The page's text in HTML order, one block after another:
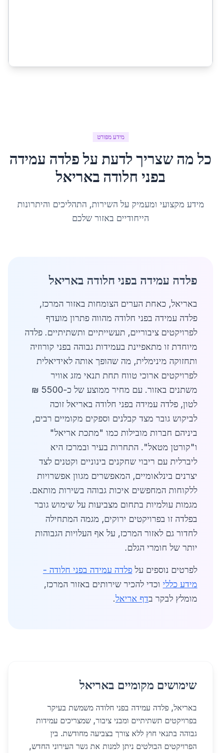
מידע מפורט
כל מה שצריך לדעת עלפלדה עמידה
בפני חלודה באריאל
מידע מקצועי ומעמיק על השירות, התהליכים והיתרונות
הייחודיים באזור שלכם
פלדה עמידה בפני חלודה באריאל
באריאל, כאחת הערים הצומחות באזור המרכז,
פלדה עמידה בפני חלודה מהווה פתרון מועדף
לפרויקטים ציבוריים, תעשייתיים ותשתיתיים. פלדה
מיוחדת זו מתאפיינת בעמידות גבוהה בפני קורוזיה
ותחזוקה מינימלית, מה שהופך אותה לאידיאלית
לפרויקטים ארוכי טווח תחת תנאי מזג אוויר
משתנים באזור. עם מחיר ממוצע של כ-5500 ₪
לטון, פלדה עמידה בפני חלודה באריאל זוכה
לביקוש גובר מצד קבלנים וספקים מקומיים רבים,
ביניהם חברות מובילות כמו "מתכת אריאל"
ו"קורטן מטאל". התחרות בעיר ובמרכז היא
ליברלית עם ריבוי שחקנים בינוניים וקטנים לצד
יצרנים בינלאומיים, המאפשרים מגוון אפשרויות
ללקוחות המחפשים איכות גבוהה בשירות מותאם.
מגמות עולמיות בתחום מצביעות על שימוש גובר
בפלדה זו בפרויקטים ירוקים, מגמה המתחילה
לחדור גם לאזור המרכז, על אף העלויות הגבוהות
יותר של חומרי הגלם.
לפרטים נוספים על פלדה עמידה בפני חלודה -
מידע כללי וכדי להכיר שירותים באזור המרכז,
מומלץ לבקר בדף אריאל.
שימושים מקומיים באריאל
באריאל, פלדה עמידה בפני חלודה משמשת בעיקר
בפרויקטים תשתיתיים ומבני ציבור, שמצריכים עמידות
גבוהה בתנאי חוץ ללא צורך בצביעה מחודשת. בין
הפרויקטים הבולטים ניתן למנות את גשר העירוני החדש,